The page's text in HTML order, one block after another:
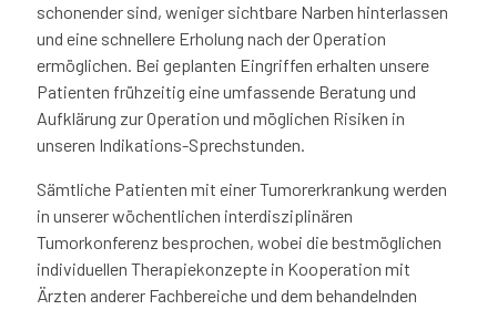
schonender sind, weniger sichtbare Narben hinterlassen
und eine schnellere Erholung nach der Operation
ermöglichen. Bei geplanten Eingriffen erhalten unsere
Patienten frühzeitig eine umfassende Beratung und
Aufklärung zur Operation und möglichen Risiken in
unseren Indikations-Sprechstunden.
Sämtliche Patienten mit einer Tumorerkrankung werden
in unserer wöchentlichen interdisziplinären
Tumorkonferenz besprochen, wobei die bestmöglichen
individuellen Therapiekonzepte in Kooperation mit
Ärzten anderer Fachbereiche und dem behandelnden